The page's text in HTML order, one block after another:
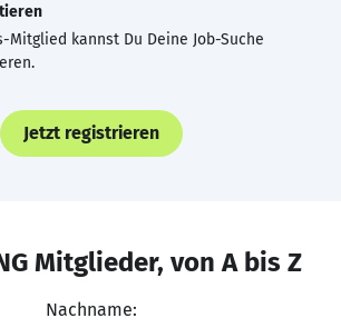
Mitglied kannst Du Deine Job-Suche
Jetzt registrieren
Mitglieder, von A bis Z
Nachname: